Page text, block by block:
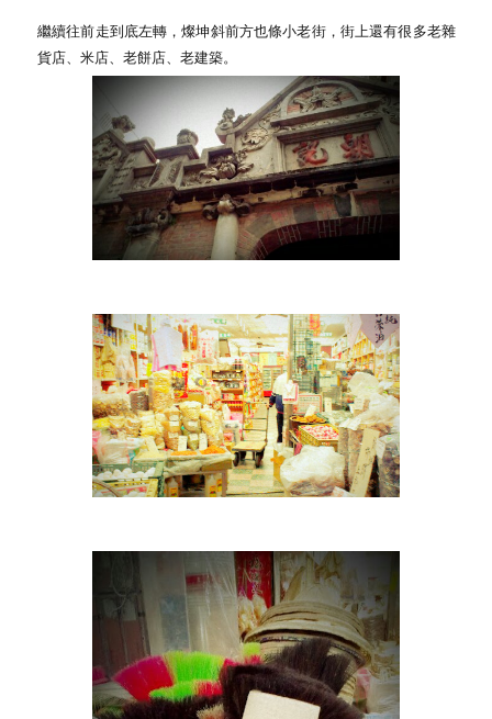
繼續往前走到底左轉，燦坤斜前方也條小老街，街上還有很多老雜
貨店、米店、老餅店、老建築。